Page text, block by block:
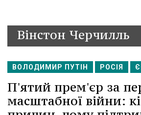
Вінстон Черчилль
ВОЛОДИМИР ПУТІН РОСІЯ
П'ятий прем'єр за
масштабної війни: